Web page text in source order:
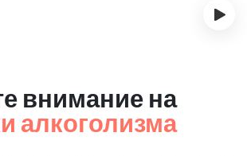
›
внимание на
алкоголизма